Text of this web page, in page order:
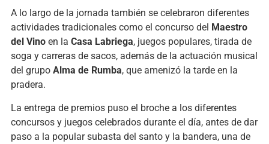
A lo largo de la jornada también se celebraron diferentes
actividades tradicionales como el concurso del Maestro
del Vinoen la Casa Labriega, juegos populares, tirada de
soga y carreras de sacos, además de la actuación musical
del grupo Alma de Rumba, que amenizó la tarde en la
pradera.
La entrega de premios puso el broche a los diferentes
concursos y juegos celebrados durante el día, antes de dar
paso a la popular subasta del santo y la bandera, una de